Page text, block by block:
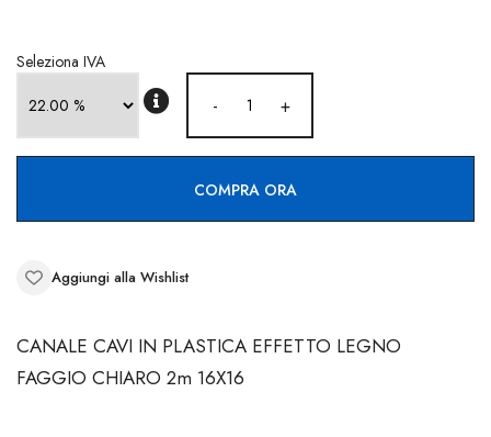
Seleziona IVA
- +
COMPRA ORA
Aggiungi alla Wishlist
CANALE CAVI IN PLASTICA EFFETTO LEGNO
FAGGIO CHIARO 2m 16X16